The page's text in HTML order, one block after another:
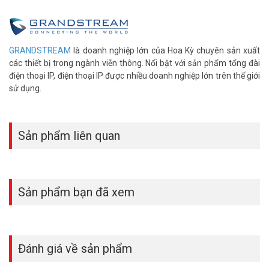
>> Xem thêm: Thiết bị Wifi Access Point Grandstream
GWN7625
Thông tin sản phẩm thiết bị Wifi Access
Point Grandstream GWN7664
– 32 SSID, 750 client đồng thời, Cự ly 175 mét
controller, roaming tự động
– Hỗ trợ Wifi Marketing, Voucher, landing page, Radius
– 2 băng tần 2,4 và 5Ghz, Công nghệ MU-MIMO 4×4 anten ngầm
– Trọng lượng: 0.714Kg
– Thương hiệu USA
– Sản xuất tại Trung Quốc.
– Bảo hành: 36 tháng.
GRANDSTREAM là doanh nghiệp lớn của Hoa Kỳ chuyên sản xuất
các thiết bị trong ngành viễn thông. Nổi bật với sản phẩm tổng đài
điện thoại IP, điện thoại IP được nhiều doanh nghiệp lớn trên thế giới
sử dụng.
Sản phẩm liên quan
Sản phẩm bạn đã xem
Đánh giá về sản phẩm